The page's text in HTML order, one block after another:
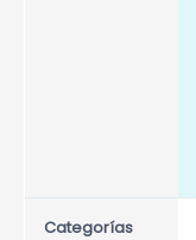
Categorías